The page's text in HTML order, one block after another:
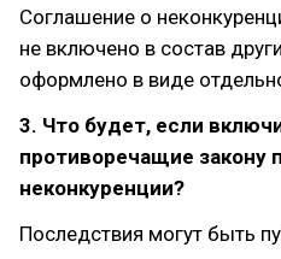
Соглашение о
не включено в состав
оформлено в виде
3. Что будет, если
противоречащие закону
неконкуренции?
Последствия могут быть